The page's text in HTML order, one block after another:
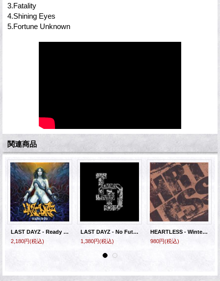
3.Fatality
4.Shining Eyes
5.Fortune Unknown
関連商品
LAST DAYZ - Ready to Die [EP]
2,180円(税込)
LAST DAYZ - No Future [EP]
1,380円(税込)
HEARTLESS - Winter Tour CDR
980円(税込)